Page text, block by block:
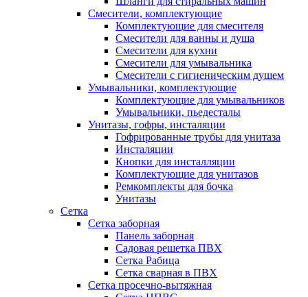
Смесители, комплектующие
Комплектующие для смесителя
Смесители для ванны и душа
Смесители для кухни
Смесители для умывальника
Смесители с гигиеническим душем
Умывальники, комплектующие
Комплектующие для умывальников
Умывальники, пьедесталы
Унитазы, гофры, инсталяции
Гофрированные трубы для унитаза
Инсталяции
Кнопки для инсталляции
Комплектующие для унитазов
Ремкомплекты для бочка
Унитазы
Сетка
Сетка заборная
Панель заборная
Садовая решетка ПВХ
Сетка Рабица
Сетка сварная в ПВХ
Сетка просечно-вытяжная